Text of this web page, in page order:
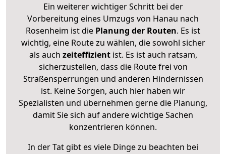
Ein weiterer wichtiger Schritt bei der
Vorbereitung eines Umzugs von Hanau nach
Rosenheim ist die Planung der Routen. Es ist
wichtig, eine Route zu wählen, die sowohl sicher
als auch zeiteffizientist. Es ist auch ratsam,
sicherzustellen, dass die Route frei von
Straßensperrungen und anderen Hindernissen
ist. Keine Sorgen, auch hier haben wir
Spezialisten und übernehmen gerne die Planung,
damit Sie sich auf andere wichtige Sachen
konzentrieren können.
In der Tat gibt es viele Dinge zu beachten bei